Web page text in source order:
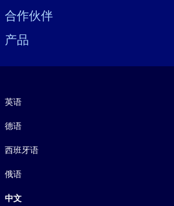
合作伙伴
产品
英语
德语
西班牙语
俄语
中文